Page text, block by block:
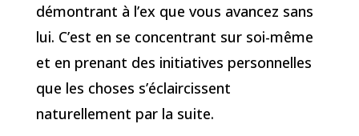
démontrant à l’ex que vous avancez sans
lui. C’est en se concentrant sur soi-même
et en prenant des initiatives personnelles
que les choses s’éclaircissent
naturellement par la suite.